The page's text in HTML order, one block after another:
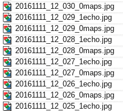
20161111_12_030_0maps.jpg
20161111_12_029_1echo.jpg
20161111_12_029_0maps.jpg
20161111_12_028_1echo.jpg
20161111_12_028_0maps.jpg
20161111_12_027_1echo.jpg
20161111_12_027_0maps.jpg
20161111_12_026_1echo.jpg
20161111_12_026_0maps.jpg
20161111_12_025_1echo.jpg